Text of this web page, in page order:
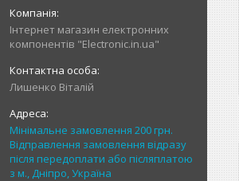
Інтернет магазин електронних
компонентів "Electronic.in.ua"
Лишенко Віталій
Мінімальне замовлення 200 грн.
Відправлення замовлення відразу
після передоплати або післяплатою
з м., Дніпро, Україна